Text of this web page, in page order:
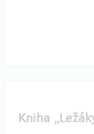
Kniha